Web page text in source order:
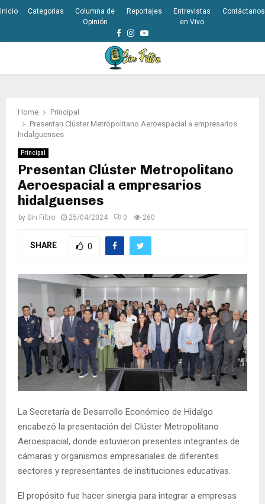
Inicio Categorias
Columna de
Opinión
Reportajes
Entrevistas
en Vivo
Contáctanos
Facebook
Instagram
Youtube
Home
Principal
Presentan Clúster Metropolitano Aeroespacial a empresarios
hidalguenses
Principal
Presentan Clúster Metropolitano
Aeroespacial a empresarios
hidalguenses
by Sin Filtro 25/04/2024 0 260
SHARE 0
La Secretaría de Desarrollo Económico de Hidalgo
encabezó la presentación del Clúster Metropolitano
Aeroespacial, donde estuvieron presentes integrantes de
cámaras y organismos empresariales de diferentes
sectores y representantes de instituciones educativas.
El propósito fue hacer sinergia para integrar a empresas